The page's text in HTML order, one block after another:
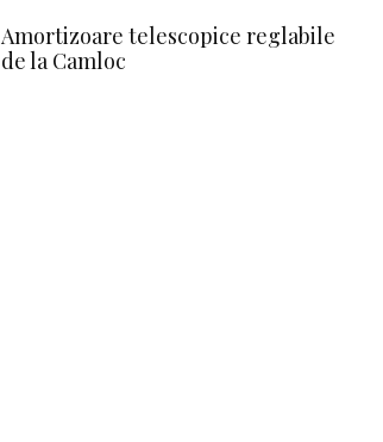
Amortizoare telescopice reglabile
de la Camloc